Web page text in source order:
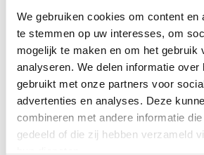
We gebruiken cookies om content en
te stemmen op uw interesses, om
mogelijk te maken en om het gebruik
analyseren. We delen informatie over
gebruikt met onze partners voor
advertenties en analyses. Deze
combineren met andere informatie
gedeeld of die zij hebben verzameld
Keramische tegel met 3D-patroon
Maar ook 3D-effecten in
handbeschilderde keramische
zonder reliëf. De
Ook stopcontacten kunnen
verwerkt in marmer waardoor